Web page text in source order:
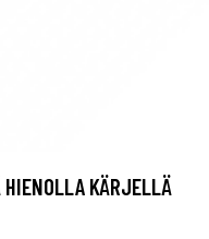
KÄRJELLÄ